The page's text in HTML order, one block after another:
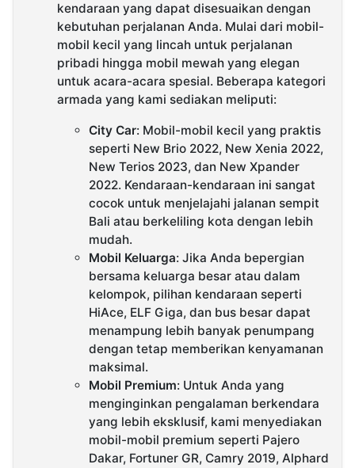
kendaraan yang dapat disesuaikan dengan
kebutuhan perjalanan Anda. Mulai dari mobil-
mobil kecil yang lincah untuk perjalanan
pribadi hingga mobil mewah yang elegan
untuk acara-acara spesial. Beberapa kategori
armada yang kami sediakan meliputi:
City Car: Mobil-mobil kecil yang praktis
seperti New Brio 2022, New Xenia 2022,
New Terios 2023, dan New Xpander
2022. Kendaraan-kendaraan ini sangat
cocok untuk menjelajahi jalanan sempit
Bali atau berkeliling kota dengan lebih
mudah.
Mobil Keluarga: Jika Anda bepergian
bersama keluarga besar atau dalam
kelompok, pilihan kendaraan seperti
HiAce, ELF Giga, dan bus besar dapat
menampung lebih banyak penumpang
dengan tetap memberikan kenyamanan
maksimal.
Mobil Premium: Untuk Anda yang
menginginkan pengalaman berkendara
yang lebih eksklusif, kami menyediakan
mobil-mobil premium seperti Pajero
Dakar, Fortuner GR, Camry 2019, Alphard